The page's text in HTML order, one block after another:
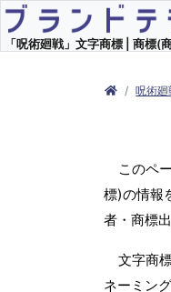
「呪術廻戦」文字商標 | 商標(
呪術廻
このペ
標)の情報
者・商標
文字商
ネーミン